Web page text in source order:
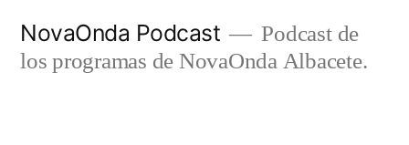
NovaOnda Podcast
Podcast de
los programas de NovaOnda Albacete.